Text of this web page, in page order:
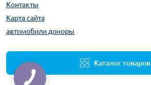
Контакты
Карта сайта
автомобили доноры
Каталог товаров
КНОПКА
ЗВ'ЯЗКУ